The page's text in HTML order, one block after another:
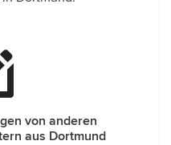
von anderen
aus Dortmund